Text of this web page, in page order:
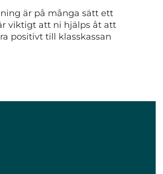
är på många sätt ett
viktigt att ni hjälps åt att
positivt till klasskassan